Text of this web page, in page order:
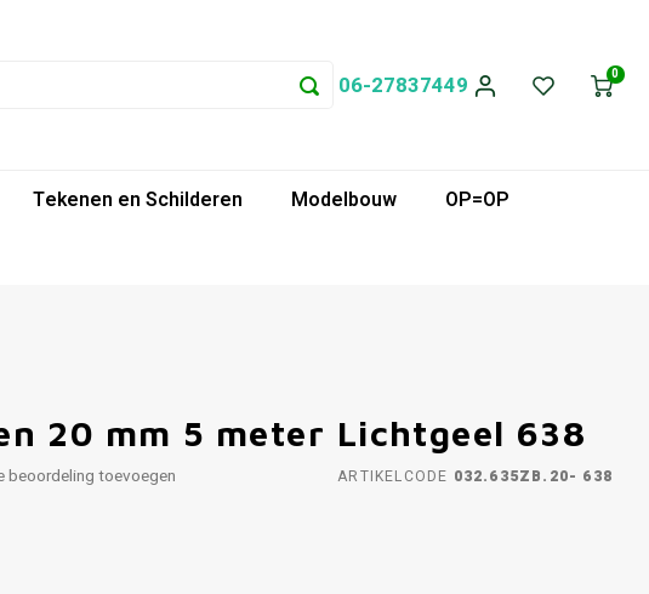
06-27837449 0
Tekenen en Schilderen Modelbouw
OP=OP
20 mm 5 meter Lichtgeel 638
beoordeling toevoegen ARTIKELCODE 032.635ZB.20- 638